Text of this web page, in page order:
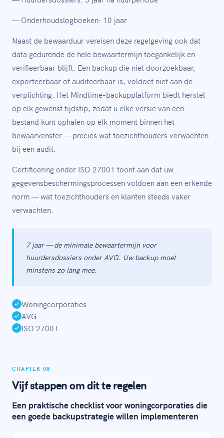
— Onderhoudslogboeken: 10 jaar
Naast de bewaarduur vereisen deze regelgeving ook dat
data gedurende de hele bewaartermijn toegankelijk en
verifieerbaar blijft. Een backup die niet doorzoekbaar,
exporteerbaar of auditeerbaar is, voldoet niet aan de
verplichting. Het Mindtime-backupplatform biedt herstel
op elk gewenst tijdstip, zodat u elke versie van een
bestand kunt ophalen op elk moment binnen het
bewaarvenster — precies wat toezichthouders verwachten
bij een audit.
Certificering onder ISO 27001 toont aan dat uw
gegevensbeschermingsprocessen voldoen aan een erkende
norm — wat toezichthouders en klanten steeds vaker
verwachten.
7 jaar — de minimale bewaartermijn voor
huurdersdossiers onder AVG. Uw backup moet
minstens zo lang mee.
Woningcorporaties
AVG
ISO 27001
CHAPTER 08
Vijf stappen om dit te regelen
Een praktische checklist voor woningcorporaties die
een goede backupstrategie willen implementeren